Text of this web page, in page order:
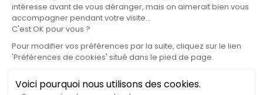
© 2025 CyberFreelance. Tous droits réservés.